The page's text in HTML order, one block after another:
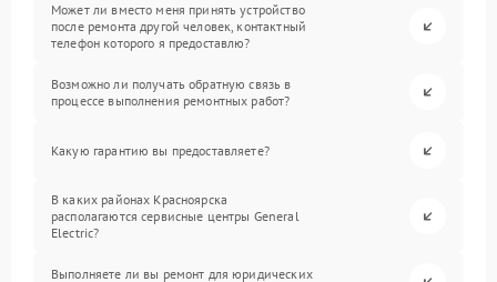
Может ли вместо меня принять устройство
после ремонта другой человек, контактный
телефон которого я предоставлю?
Возможно ли получать обратную связь в
процессе выполнения ремонтных работ?
Какую гарантию вы предоставляете?
В каких районах Красноярска
располагаются сервисные центры General
Electric?
Выполняете ли вы ремонт для юридических